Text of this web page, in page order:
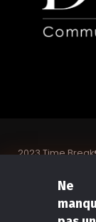
Ne
2023 Time
Sponsoriser un
SASU Dedix
Bandol – Var